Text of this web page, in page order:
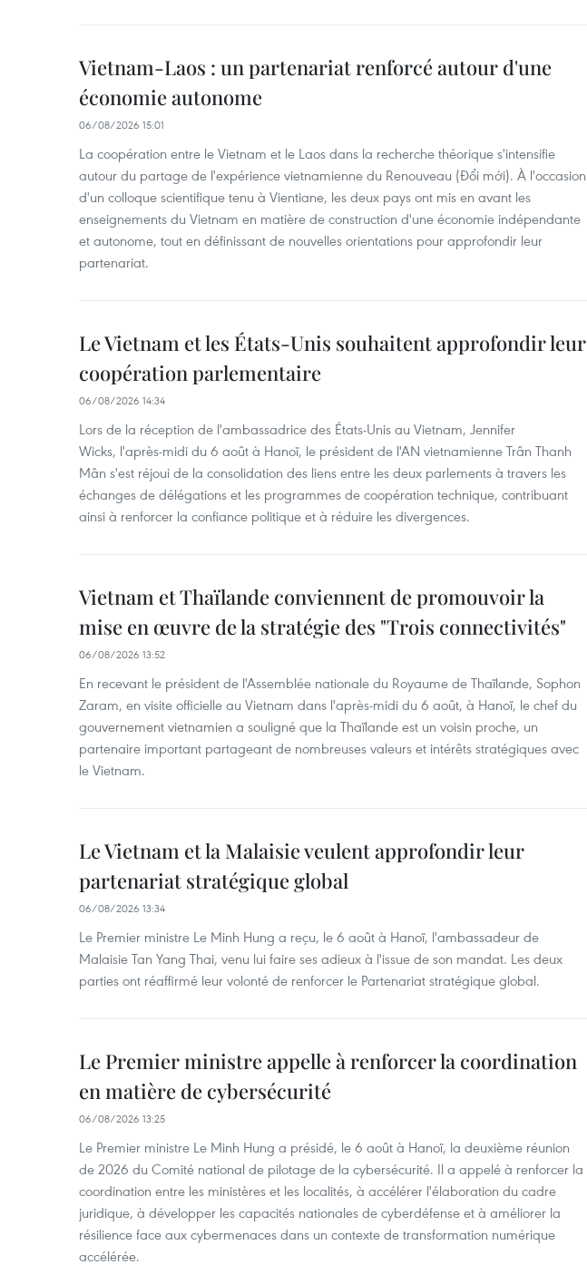
Vietnam-Laos : un partenariat renforcé autour d'une
économie autonome
06/08/2026 15:01
La coopération entre le Vietnam et le Laos dans la recherche théorique s'intensifie
autour du partage de l'expérience vietnamienne du Renouveau (Đổi mới). À l'occasion
d'un colloque scientifique tenu à Vientiane, les deux pays ont mis en avant les
enseignements du Vietnam en matière de construction d'une économie indépendante
et autonome, tout en définissant de nouvelles orientations pour approfondir leur
partenariat.
Le Vietnam et les États-Unis souhaitent approfondir leur
coopération parlementaire
06/08/2026 14:34
Lors de la réception de l'ambassadrice des États-Unis au Vietnam, Jennifer
Wicks, l'après-midi du 6 août à Hanoï, le président de l'AN vietnamienne Trân Thanh
Mân s'est réjoui de la consolidation des liens entre les deux parlements à travers les
échanges de délégations et les programmes de coopération technique, contribuant
ainsi à renforcer la confiance politique et à réduire les divergences.
Vietnam et Thaïlande conviennent de promouvoir la
mise en œuvre de la stratégie des "Trois connectivités"
06/08/2026 13:52
En recevant le président de l'Assemblée nationale du Royaume de Thaïlande, Sophon
Zaram, en visite officielle au Vietnam dans l'après-midi du 6 août, à Hanoï, le chef du
gouvernement vietnamien a souligné que la Thaïlande est un voisin proche, un
partenaire important partageant de nombreuses valeurs et intérêts stratégiques avec
le Vietnam.
Le Vietnam et la Malaisie veulent approfondir leur
partenariat stratégique global
06/08/2026 13:34
Le Premier ministre Le Minh Hung a reçu, le 6 août à Hanoï, l'ambassadeur de
Malaisie Tan Yang Thai, venu lui faire ses adieux à l'issue de son mandat. Les deux
parties ont réaffirmé leur volonté de renforcer le Partenariat stratégique global.
Le Premier ministre appelle à renforcer la coordination
en matière de cybersécurité
06/08/2026 13:25
Le Premier ministre Le Minh Hung a présidé, le 6 août à Hanoï, la deuxième réunion
de 2026 du Comité national de pilotage de la cybersécurité. Il a appelé à renforcer la
coordination entre les ministères et les localités, à accélérer l'élaboration du cadre
juridique, à développer les capacités nationales de cyberdéfense et à améliorer la
résilience face aux cybermenaces dans un contexte de transformation numérique
accélérée.